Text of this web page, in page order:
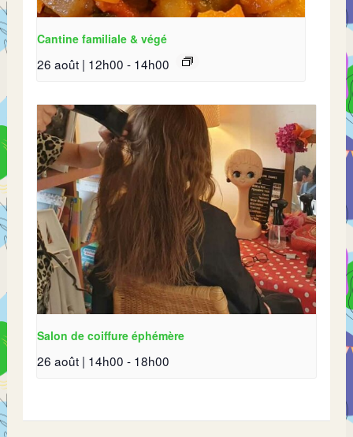
Cantine familiale & végé
26 août | 12h00 - 14h00
Salon de coiffure éphémère
26 août | 14h00 - 18h00